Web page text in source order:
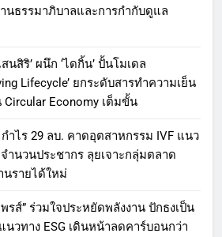
นธรรมาภิบาลและการกำกับดูแล
นสิริ’ ผนึก ‘ไดกิ้น’ ปั้นโมเดล
Lifecycle’ ยกระดับสารทำความเย็น
Economy เต็มขั้น
กำไร 29 ลบ. คาดอุตสาหกรรม IVF แนว
ำนวนประชากร ลุยเจาะกลุ่มตลาด
นรายได้ใหม่
พรส์” ร่วมใจประหยัดพลังงาน ปักธงเป็น
วทาง ESG เดินหน้าลดคาร์บอนกว่า